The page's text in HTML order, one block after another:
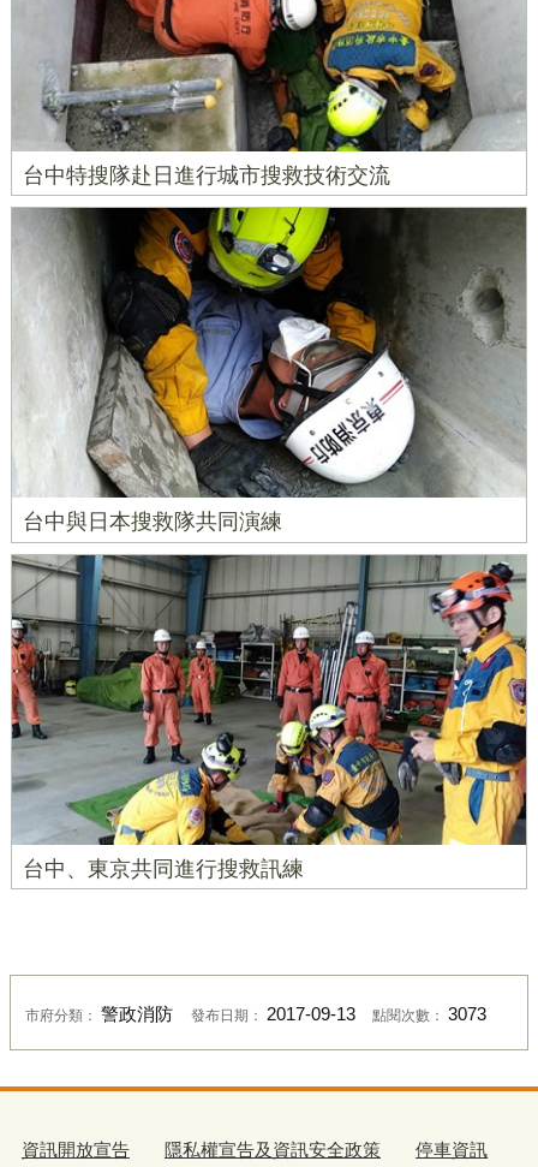
台中特搜隊赴日進行城市搜救技術交流
台中與日本搜救隊共同演練
台中、東京共同進行搜救訊練
市府分類： 警政消防 發布日期： 2017-09-13 點閱次數：3073
資訊開放宣告 隱私權宣告及資訊安全政策 停車資訊